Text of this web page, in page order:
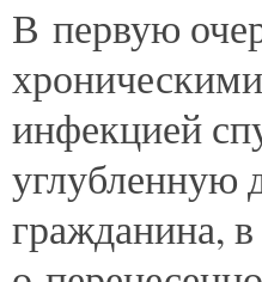
В первую
инфекцией
углубленную
гражданина,